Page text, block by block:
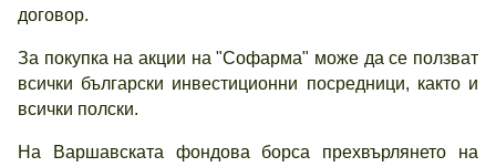
договор.
За покупка на акции на "Софарма" може да се ползват
всички български инвестиционни посредници, както и
всички полски.
На Варшавската фондова борса прехвърлянето на